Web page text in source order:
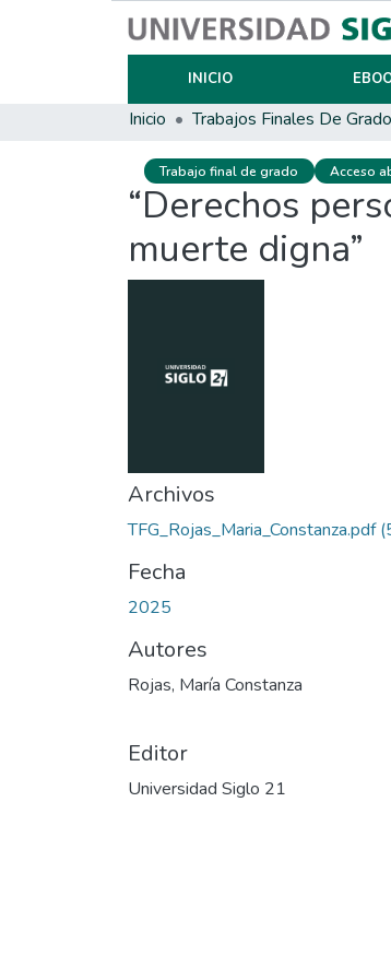
INICIO
Inicio
Trabajo final de grado Acceso
“Derechos
muerte digna”
Archivos
TFG_Rojas_Maria_Constanza.pdf
Fecha
2025
Autores
Rojas, María Constanza
Editor
Universidad Siglo 21